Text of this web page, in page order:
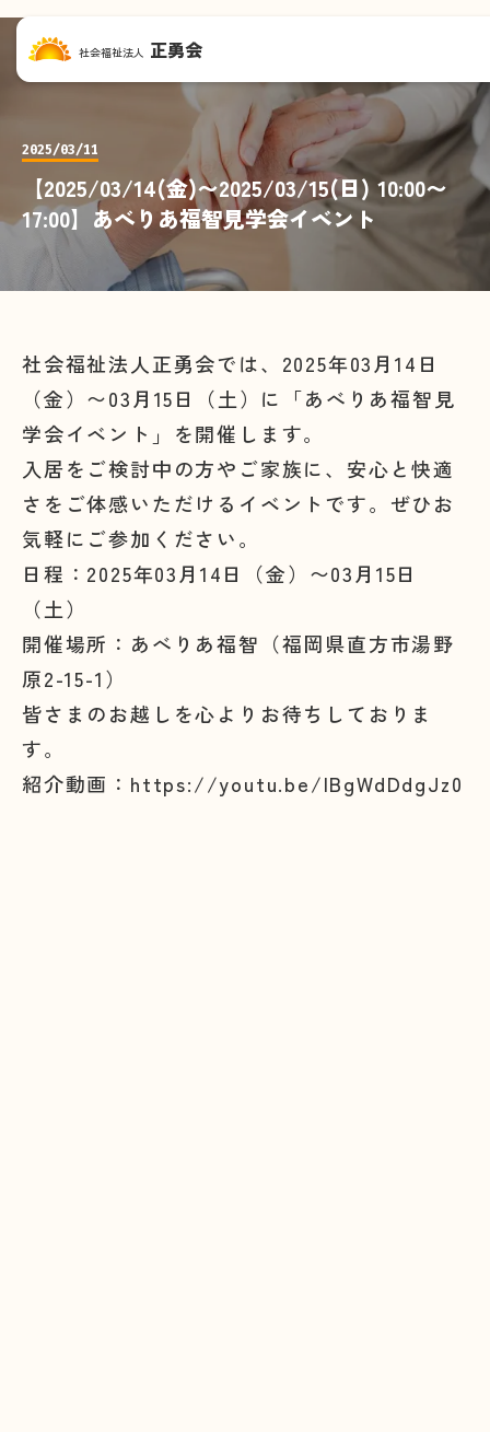
2025/03/11
【2025/03/14(金)〜2025/03/15(日) 10:00〜
17:00】あべりあ福智見学会イベント
社会福祉法人正勇会では、2025年03月14日
（金）〜03月15日（土）に「あべりあ福智見
学会イベント」を開催します。
入居をご検討中の方やご家族に、安心と快適
さをご体感いただけるイベントです。ぜひお
気軽にご参加ください。
日程：2025年03月14日（金）〜03月15日
（土）
開催場所：あべりあ福智（福岡県直方市湯野
原2-15-1）
皆さまのお越しを心よりお待ちしておりま
す。
紹介動画： https://youtu.be/IBgWdDdgJz0
社会福祉法人 正勇会